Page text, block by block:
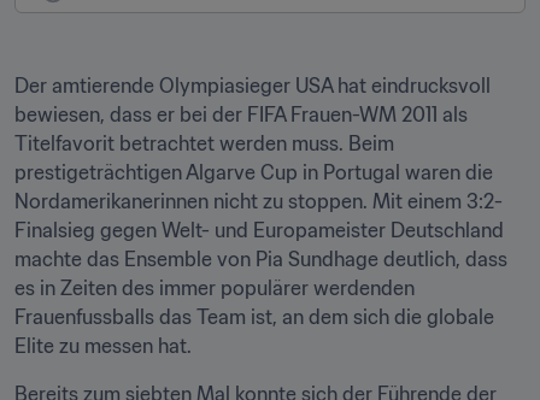
Der amtierende Olympiasieger USA hat eindrucksvoll
bewiesen, dass er bei der FIFA Frauen-WM 2011 als
Titelfavorit betrachtet werden muss. Beim
prestigeträchtigen Algarve Cup in Portugal waren die
Nordamerikanerinnen nicht zu stoppen. Mit einem 3:2-
Finalsieg gegen Welt- und Europameister Deutschland
machte das Ensemble von Pia Sundhage deutlich, dass
es in Zeiten des immer populärer werdenden
Frauenfussballs das Team ist, an dem sich die globale
Elite zu messen hat.
Bereits zum siebten Mal konnte sich der Führende der